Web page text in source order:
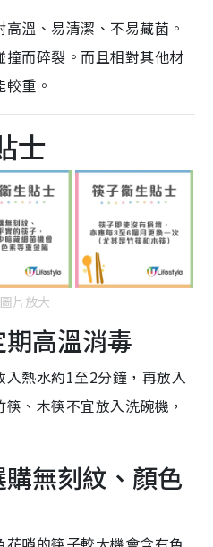
溫、易清潔、不易藏菌。
而碎裂。而且相對其他材
重。
士
片放大
高溫消毒
入熱水約1至2分鐘，再放入
、木筷不宜放入洗碗機，
無刻紋、顏色